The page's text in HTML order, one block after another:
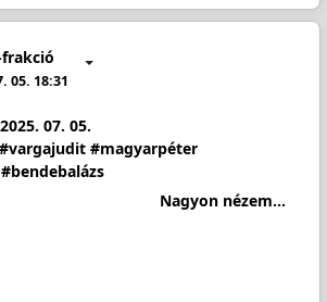
frakció
05. 18:31
2025. 07. 05.
#vargajudit #magyarpéter
#bendebalázs
Nagyon nézem...